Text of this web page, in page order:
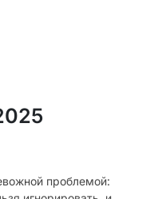
проблемой: